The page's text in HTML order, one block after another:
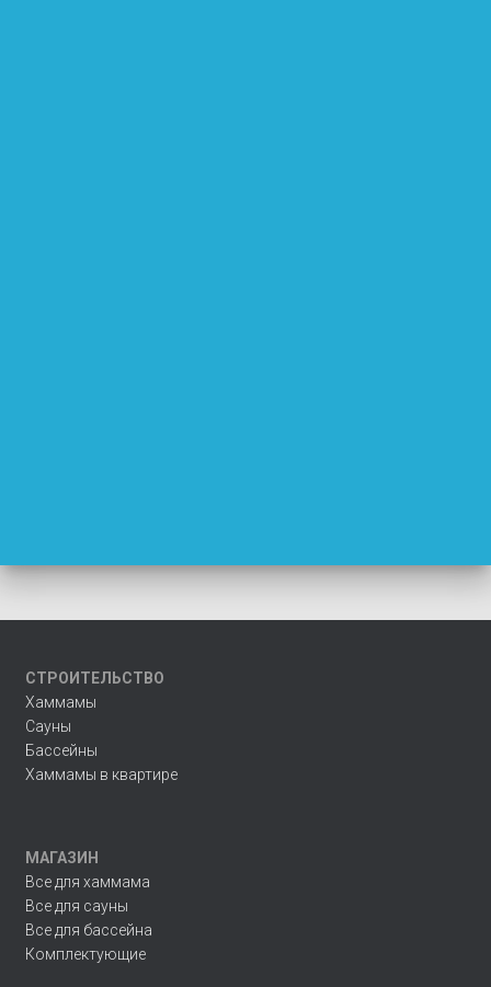
СТРОИТЕЛЬСТВО
Хаммамы
Сауны
Бассейны
Хаммамы в квартире
МАГАЗИН
Все для хаммама
Все для сауны
Все для бассейна
Комплектующие